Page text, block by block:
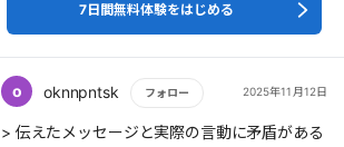
7日間無料体験をはじめる
o oknnpntsk フォロー 2025年11月12日
もっと読む
> 伝えたメッセージと実際の言動に矛盾がある